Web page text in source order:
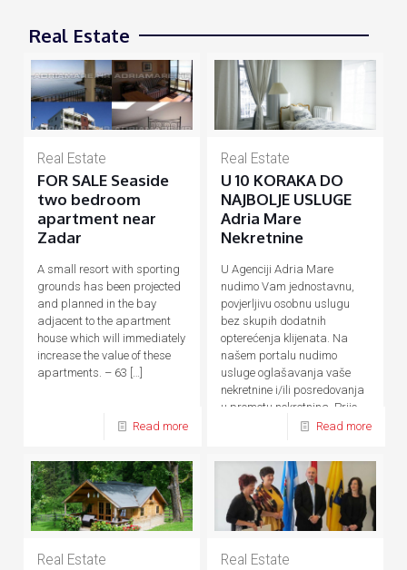
Real Estate
Real Estate
FOR SALE Seaside
two bedroom
apartment near
Zadar
A small resort with sporting
grounds has been projected
and planned in the bay
adjacent to the apartment
house which will immediately
increase the value of these
apartments. – 63 […]
Read more
Real Estate
U 10 KORAKA DO
NAJBOLJE USLUGE
Adria Mare
Nekretnine
U Agenciji Adria Mare
nudimo Vam jednostavnu,
povjerljivu osobnu uslugu
bez skupih dodatnih
opterećenja klijenata. Na
našem portalu nudimo
usluge oglašavanja vaše
nekretnine i/ili posredovanja
u prometu nekretnina. Prije,
Read more
Real Estate Real Estate